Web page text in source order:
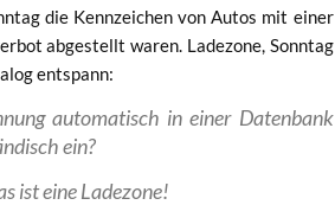
die Kenn­zei­chen von Autos mit einer
abge­stellt waren. Lade­zo­ne, Sonn­tag
entspann:
auto­ma­tisch in einer Daten­bank
ein?
ist eine Ladezone!